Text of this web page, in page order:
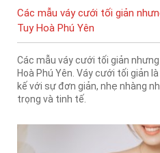
Các mẫu váy cưới tối giản
Tuy Hoà Phú Yên
Các mẫu váy cưới tối giản
Hoà Phú Yên. Váy cưới tối giản
kế với sự đơn giản, nhẹ nhàng
trọng và tinh tế.